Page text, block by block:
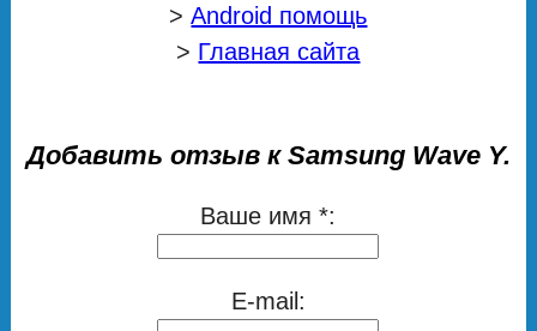
>Android помощь
> Главная сайта
Добавить отзыв к Samsung Wave Y.
Ваше имя *:
E-mail: